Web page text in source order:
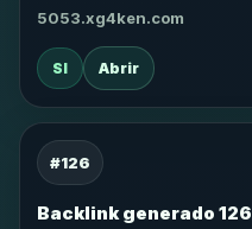
5053.xg4ken.com
SI Abrir
#126
Backlink generado 126